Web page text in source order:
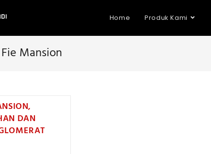
Home Produk Kami
Mansion
DAN